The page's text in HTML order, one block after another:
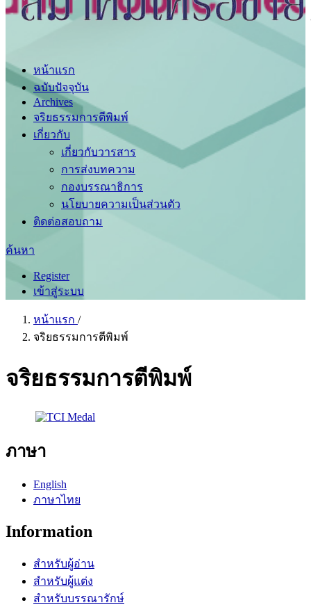
หน้าแรก
ฉบับปัจจุบัน
Archives
จริยธรรมการตีพิมพ์
เกี่ยวกับ
เกี่ยวกับวารสาร
การส่งบทความ
กองบรรณาธิการ
นโยบายความเป็นส่วนตัว
ติดต่อสอบถาม
ค้นหา
Register
เข้าสู่ระบบ
หน้าแรก /
จริยธรรมการตีพิมพ์
จริยธรรมการตีพิมพ์
ภาษา
English
ภาษาไทย
Information
สำหรับผู้อ่าน
สำหรับผู้แต่ง
สำหรับบรรณารักษ์